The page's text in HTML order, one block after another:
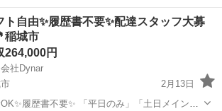
はなんでも可！ シフト自由に組めます！ 午前
枠もございます。 自転車は会社で用意
配送
ト自由✨履歴書不要✨配達スタッフ大募
稲城市
264,000円
社Dynar
2月13日
履歴書不要✨ 「平日のみ」「土日メイン」